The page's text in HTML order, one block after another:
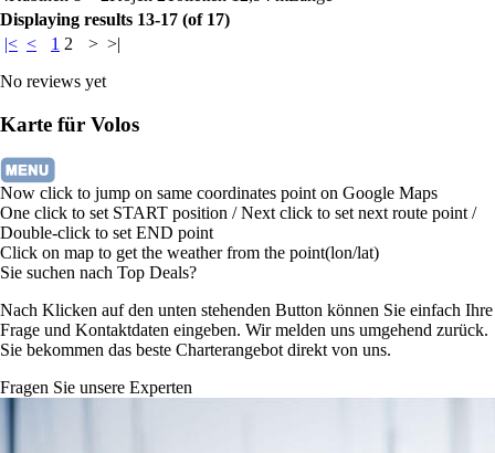
Displaying results 13-17 (of 17)
|< < 1 2 > >|
No reviews yet
Karte für Volos
Now click to jump on same coordinates point on Google Maps
One click to set START position / Next click to set next route point /
Double-click to set END point
Click on map to get the weather from the point(lon/lat)
Sie suchen nach Top Deals?
Nach Klicken auf den unten stehenden Button können Sie einfach Ihre
Frage und Kontaktdaten eingeben. Wir melden uns umgehend zurück.
Sie bekommen das beste Charterangebot direkt von uns.
Fragen Sie unsere Experten